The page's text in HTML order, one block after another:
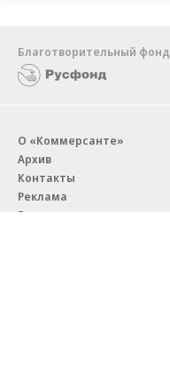
Благотворительный фонд
О «Коммерсанте»
Архив
Контакты
Реклама
Вакансии